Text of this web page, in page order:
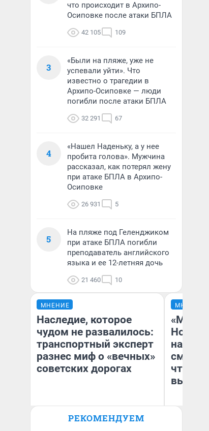
что происходит в Архипо-
Осиповке после атаки БПЛА
42 105 109
3
«Были на пляже, уже не
успевали уйти». Что
известно о трагедии в
Архипо-Осиповке — люди
погибли после атаки БПЛА
32 291 67
4
«Нашел Наденьку, а у нее
пробита голова». Мужчина
рассказал, как потерял жену
при атаке БПЛА в Архипо-
Осиповке
26 931 5
5
На пляже под Геленджиком
при атаке БПЛА погибли
преподаватель английского
языка и ее 12-летняя дочь
21 460 10
МНЕНИЕ
Наследие, которое
чудом не развалилось:
транспортный эксперт
разнес миф о «вечных»
советских дорогах
Блогер, предприниматель,
МНЕНИЕ
«Мы
чтобы
РЕКОМЕНДУЕМ